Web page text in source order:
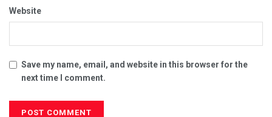
Website
Save my name, email, and website in this browser for the
next time I comment.